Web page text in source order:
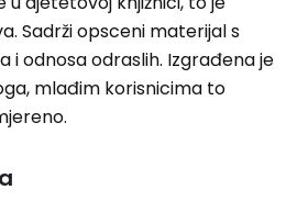
Sadrži opsceni materijal s
i odnosa odraslih. Izgrađena je
mlađim korisnicima to